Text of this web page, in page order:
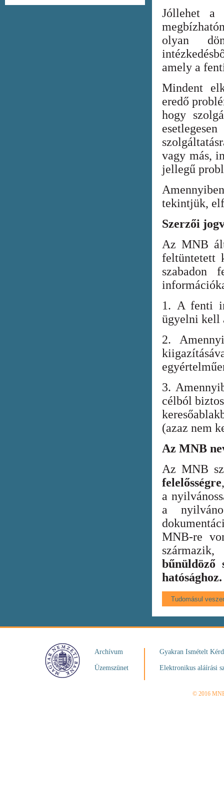
Jóllehet a
olyan
amely a
Mindent
eredő
hogy
vagy más,
jellegű
tekintjük,
Szerzői
Az MNB
feltüntetett
szabadon
1. A fenti
ügyelni kell
2.
3.
célból
(azaz nem
Az MNB
Az MNB
felelősségre
a
a
MNB-re
bűnüldöző
hatósághoz.
Archívum
Üzemszünet
Gyakran Ismételt
Elektronikus aláírási
© 2016